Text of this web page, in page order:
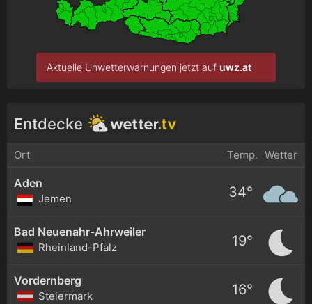
Aktuelle Unwetterwarnungen jetzt auf uwz.at
Entdecke
Ort Temp. Wetter
Aden
Jemen 34°
Bad Neuenahr-Ahrweiler
Rheinland-Pfalz 19°
Vordernberg
Steiermark 16°